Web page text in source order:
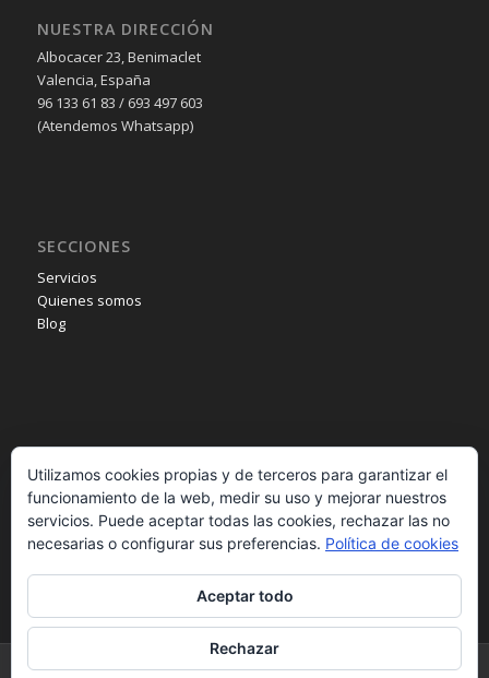
NUESTRA DIRECCIÓN
Albocacer 23, Benimaclet
Valencia, España
96 133 61 83 / 693 497 603
(Atendemos Whatsapp)
SECCIONES
Servicios
Quienes somos
Blog
Aviso legal
Política de privacidad
Política de cookies
© Copyright - Pilarrico. - Desarrollado porB2B activa
Utilizamos cookies propias y de terceros para garantizar el
funcionamiento de la web, medir su uso y mejorar nuestros
servicios. Puede aceptar todas las cookies, rechazar las no
necesarias o configurar sus preferencias. Política de cookies
Aceptar todo
Rechazar